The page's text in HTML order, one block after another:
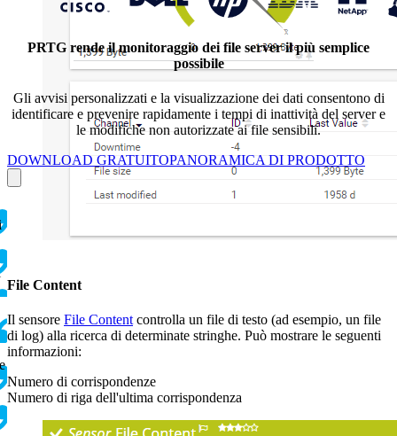
File Content
Il sensore File Content controlla un file di testo (ad esempio, un file
di log) alla ricerca di determinate stringhe. Può mostrare le seguenti
informazioni:
Numero di corrispondenze
Numero di riga dell'ultima corrispondenza
PRTG rende il monitoraggio dei file server il più semplice
possibile
Gli avvisi personalizzati e la visualizzazione dei dati consentono di
identificare e prevenire rapidamente i tempi di inattività del server e
le modifiche non autorizzate ai file sensibili.
DOWNLOAD GRATUITOPANORAMICA DI PRODOTTO